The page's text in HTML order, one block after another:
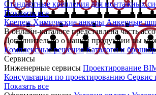
Стандартные крепления для монтажных
Показать все
КрепежХимические анкеры Анкерные
В онлайн-каталоге представлена часть
Дополнительно о нашей продукции вы
Комплексные решения Каталоги и
Сервисы
Инженерные сервисы Проектирование
Консультации по проектированию Сервис
Показать все